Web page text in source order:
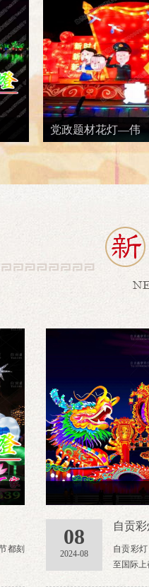
党政题材花灯—伟
都刻
08
2024-08
自贡
自贡彩
至国际上